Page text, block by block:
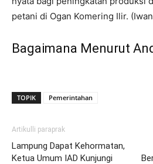
petani di Ogan Komering Ilir.
Bagaimana Menurut
TOPIK Pemerintahan
Artikulli paraprak
Lampung Dapat Kehormatan,
Ketua Umum IAD Kunjungi